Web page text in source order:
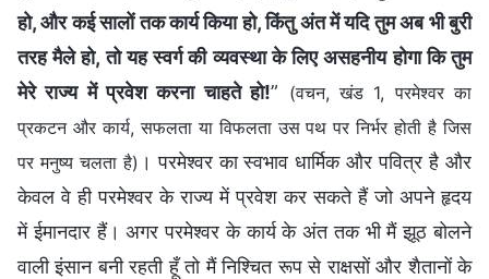
हो, और कई सालों तक कार्य किया हो, किंतु अंत में यदि तुम अब भी बुरी
तरह मैले हो, तो यह स्वर्ग की व्यवस्था के लिए असहनीय होगा कि तुम
मेरे राज्य में प्रवेश करना चाहते हो!” (वचन, खंड 1, परमेश्वर का
प्रकटन और कार्य, सफलता या विफलता उस पथ पर निर्भर होती है जिस
पर मनुष्य चलता है) । परमेश्वर का स्वभाव धार्मिक और पवित्र है और
केवल वे ही परमेश्वर के राज्य में प्रवेश कर सकते हैं जो अपने हृदय
में ईमानदार हैं। अगर परमेश्वर के कार्य के अंत तक भी मैं झूठ बोलने
वाली इंसान बनी रहती हूँ तो मैं निश्चित रूप से राक्षसों और शैतानों के